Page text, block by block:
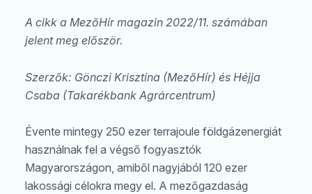
A cikk a MezőHír magazin 2022/11. számában
jelent meg először.
Szerzők: Gönczi Krisztina (MezőHír) és Héjja
Csaba (Takarékbank Agrárcentrum)
Évente mintegy 250 ezer terrajoule földgázenergiát
használnak fel a végső fogyasztók
Magyarországon, amiből nagyjából 120 ezer
lakossági célokra megy el. A mezőgazdaság